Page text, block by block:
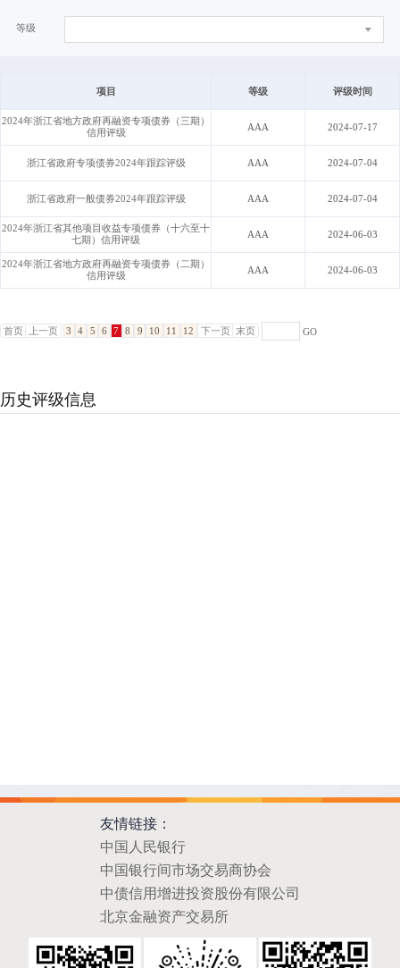
等级
项目 等级 评级时间
2024年浙江省地方政府再融资专项债券（三期）
信用评级
AAA 2024-07-17
浙江省政府专项债券2024年跟踪评级 AAA 2024-07-04
浙江省政府一般债券2024年跟踪评级 AAA 2024-07-04
2024年浙江省其他项目收益专项债券（十六至十
七期）信用评级
AAA 2024-06-03
2024年浙江省地方政府再融资专项债券（二期）
信用评级
AAA 2024-06-03
首页 上一页 3 4 5 6 7 8 9 10 11 12 下一页 末页 GO
历史评级信息
友情链接：
中国人民银行
中国银行间市场交易商协会
中债信用增进投资股份有限公司
北京金融资产交易所